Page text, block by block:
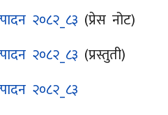
२०८२_८३ (प्रेस नोट)
२०८२_८३ (प्रस्तुती)
२०८२_८३